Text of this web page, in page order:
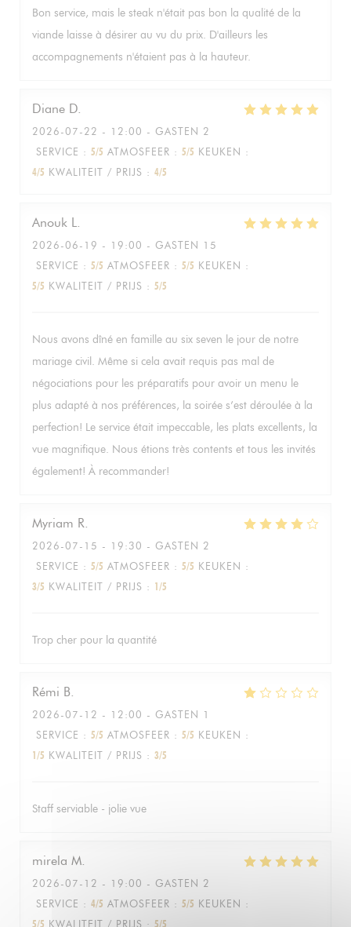
Bon service, mais le steak n'était pas bon la qualité de la
viande laisse à désirer au vu du prix. D'ailleurs les
accompagnements n'étaient pas à la hauteur.
Diane D
2026-07-22 - 12:00 - GASTEN 2
SERVICE : 5/5 ATMOSFEER : 5/5 KEUKEN :
4/5 KWALITEIT / PRIJS : 4/5
Anouk L
2026-06-19 - 19:00 - GASTEN 15
SERVICE : 5/5 ATMOSFEER : 5/5 KEUKEN :
5/5 KWALITEIT / PRIJS : 5/5
Nous avons dîné en famille au six seven le jour de notre
mariage civil. Même si cela avait requis pas mal de
négociations pour les préparatifs pour avoir un menu le
plus adapté à nos préférences, la soirée s’est déroulée à la
perfection! Le service était impeccable, les plats excellents, la
vue magnifique. Nous étions très contents et tous les invités
également! À recommander!
Myriam R
2026-07-15 - 19:30 - GASTEN 2
SERVICE : 5/5 ATMOSFEER : 5/5 KEUKEN :
3/5 KWALITEIT / PRIJS : 1/5
Trop cher pour la quantité
Rémi B
2026-07-12 - 12:00 - GASTEN 1
SERVICE : 5/5 ATMOSFEER : 5/5 KEUKEN :
1/5 KWALITEIT / PRIJS : 3/5
Staff serviable - jolie vue
mirela M
2026-07-12 - 19:00 - GASTEN 2
SERVICE : 4/5 ATMOSFEER : 5/5 KEUKEN :
5/5 KWALITEIT / PRIJS : 5/5